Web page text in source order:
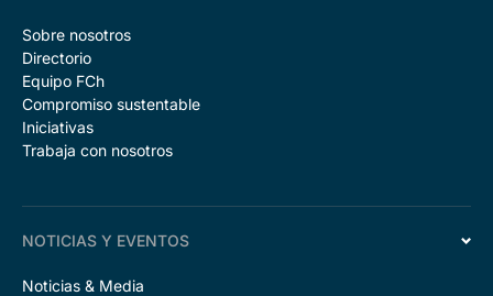
Sobre nosotros
Directorio
Equipo FCh
Compromiso sustentable
Iniciativas
Trabaja con nosotros
NOTICIAS Y EVENTOS
Noticias & Media